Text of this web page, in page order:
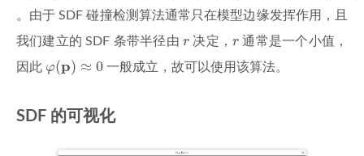
。由于 SDF 碰撞检测算法通常只在模型边缘发挥作用，且
我们建立的 SDF 条带半径由r
r 决定，r
r 通常是一个小值，
因此 φ(p) ≈ 0
( )≈ 一般成立，故可以使用该算法。
SDF 的可视化